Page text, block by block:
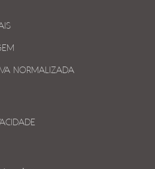
NORMALIZADA